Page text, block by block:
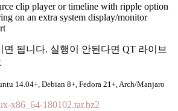
clip player or timeline with ripple option
on an extra system display/monitor
됩니다. 실행이 안된다면 QT 라이브
14.04+, Debian 8+, Fedora 21+, Arch/Manjaro
x86_64-180102.tar.bz2